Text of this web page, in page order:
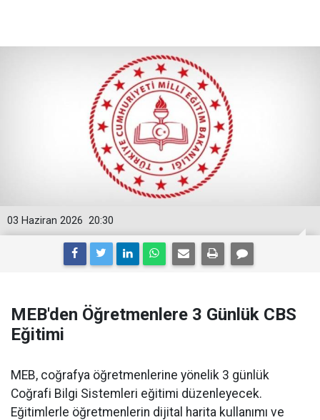
20:30
03 Haziran 2026
MEB'den Öğretmenlere 3 Günlük CBS
Eğitimi
MEB, coğrafya öğretmenlerine yönelik 3 günlük
Coğrafi Bilgi Sistemleri eğitimi düzenleyecek.
Eğitimlerle öğretmenlerin dijital harita kullanımı ve